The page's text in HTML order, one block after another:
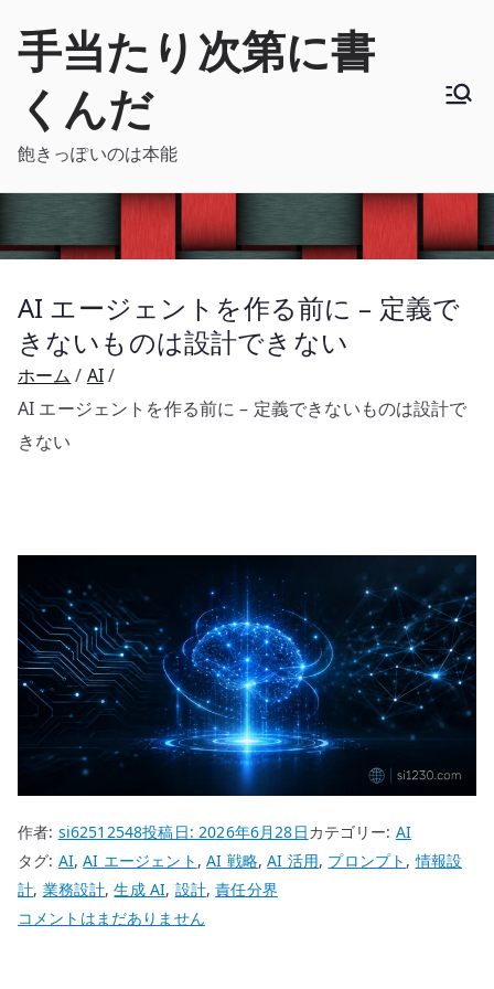
手当たり次第に書
くんだ
飽きっぽいのは本能
AI エージェントを作る前に – 定義で
きないものは設計できない
ホーム
AI
AI エージェントを作る前に – 定義できないものは設計で
きない
作者: si62512548投稿日:2026年6月28日カテゴリー: AI
タグ: AI,AI エージェント ,AI 戦略,AI 活用, プロンプト ,情報設
計, 業務設計,生成 AI, 設計,責任分界
AI
コメントはまだありません